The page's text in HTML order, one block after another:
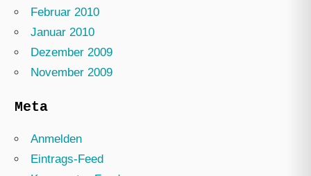
Februar 2010
Januar 2010
Dezember 2009
November 2009
Meta
Anmelden
Eintrags-Feed